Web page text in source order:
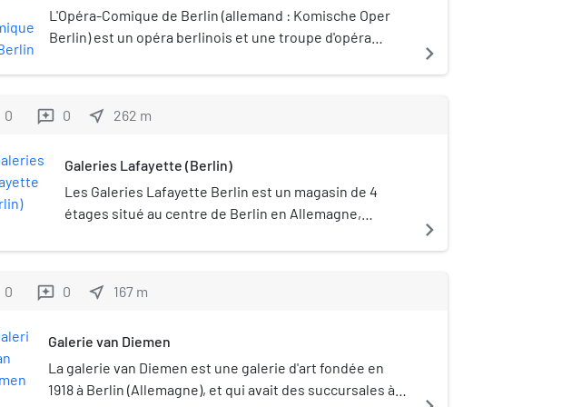
L'Opéra-Comique de Berlin (allemand : Komische Oper
Berlin) est un opéra berlinois et une troupe d'opéra
comédies musicales en langue allemande.
navigate_next
0 reviews 0 near_me 262 m
Galeries Lafayette (Berlin)
Les Galeries Lafayette Berlin est un magasin de 4
étages situé au centre de Berlin en Allemagne,
navigate_next
0 reviews 0 near_me 167 m
Galerie van Diemen
La galerie van Diemen est une galerie d'art fondée en
1918 à Berlin (Allemagne), et qui avait des succursales à